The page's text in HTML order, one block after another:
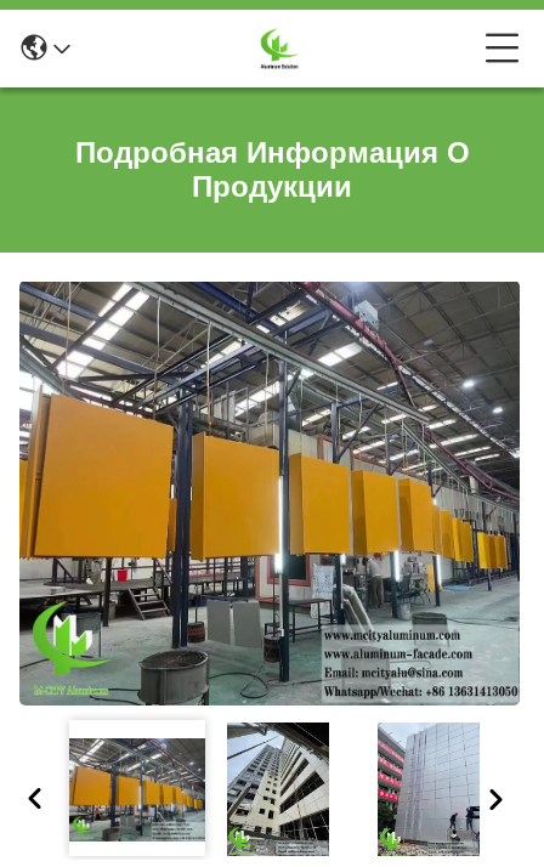
Подробная Информация О
Продукции